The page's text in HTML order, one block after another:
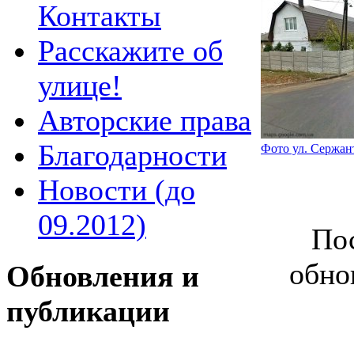
Контакты
Расскажите об
улице!
Авторские права
Благодарности
Новости (до
09.2012)
Обновления и
публикации
Фото ул.